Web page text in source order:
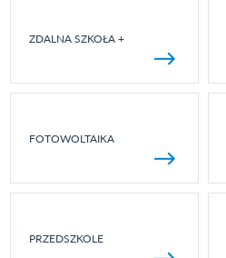
ZDALNA SZKOŁA +
FOTOWOLTAIKA
PRZEDSZKOLE